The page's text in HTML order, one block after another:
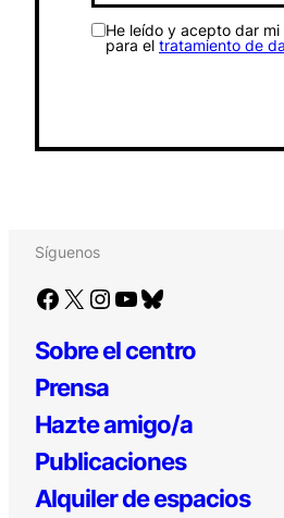
He leído y acepto dar
para el tratamiento de
Síguenos
Facebook X Instagram YouTube Bluesky
Sobre el centro
Prensa
Hazte amigo/a
Publicaciones
Alquiler de espacios